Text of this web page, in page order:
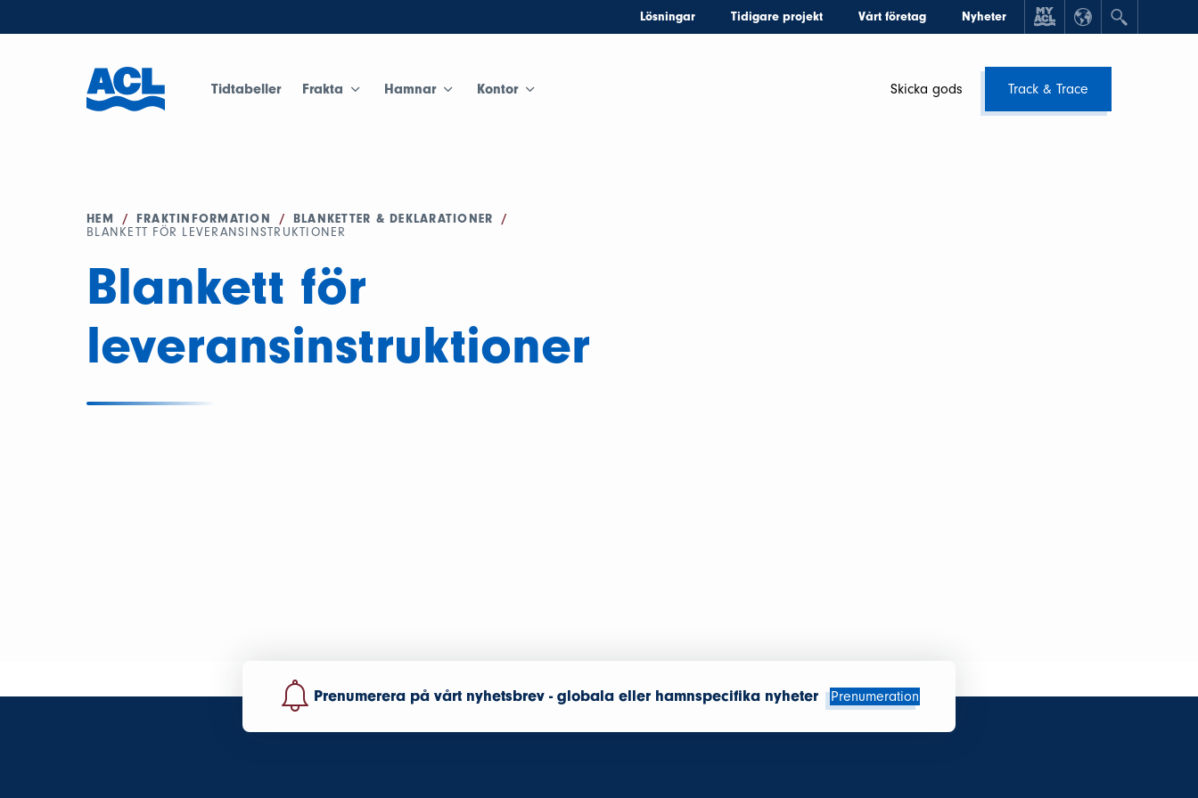
Lösningar Tidigare projekt Vårt företag Nyheter
Tidtabeller Frakta Hamnar Kontor Skicka gods Track & Trace
HEM / FRAKTINFORMATION / BLANKETTER & DEKLARATIONER /
BLANKETT FÖR LEVERANSINSTRUKTIONER
Blankett för
leveransinstruktioner
Prenumerera på vårt nyhetsbrev - globala eller hamnspecifika nyheter Prenumeration